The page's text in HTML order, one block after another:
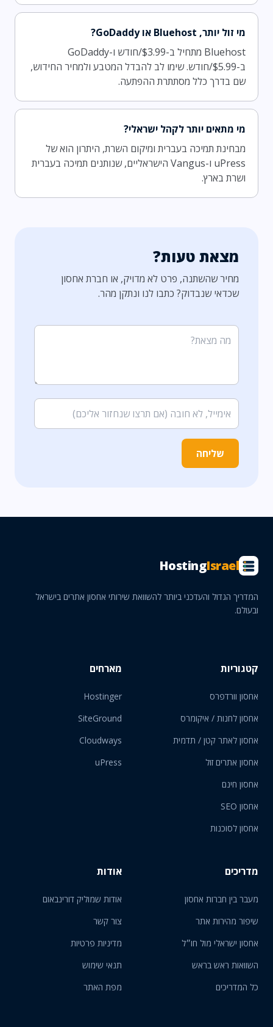
מי זול יותר, Bluehost או GoDaddy?
Bluehost מתחיל ב-$3.99/חודש ו-GoDaddy
ב-$5.99/חודש. שימו לב להבדל המטבע ולמחיר החידוש,
שם בדרך כלל מסתתרת ההפתעה.
מי מתאים יותר לקהל ישראלי?
מבחינת תמיכה בעברית ומיקום השרת, היתרון הוא של
uPress ו-Vangus הישראליים, שנותנים תמיכה בעברית
ושרת בארץ.
מצאת טעות?
מחיר שהשתנה, פרט לא מדויק, או חברת אחסון
שכדאי שנבדוק? כתבו לנו ונתקן מהר.
שליחה
HostingIsrael
המדריך הגדול והעדכני ביותר להשוואת שירותי אחסון אתרים בישראל
ובעולם.
קטגוריות
אחסון וורדפרס
אחסון לחנות / איקומרס
אחסון לאתר קטן / תדמית
אחסון אתרים זול
אחסון חינם
אחסון SEO
אחסון לסוכנות
מארחים
Hostinger
SiteGround
Cloudways
uPress
מדריכים
מעבר בין חברות אחסון
שיפור מהירות אתר
אחסון ישראלי מול חו״ל
השוואות ראש בראש
כל המדריכים
אודות
אודות שמוליק דורינבאום
צור קשר
מדיניות פרטיות
תנאי שימוש
מפת האתר